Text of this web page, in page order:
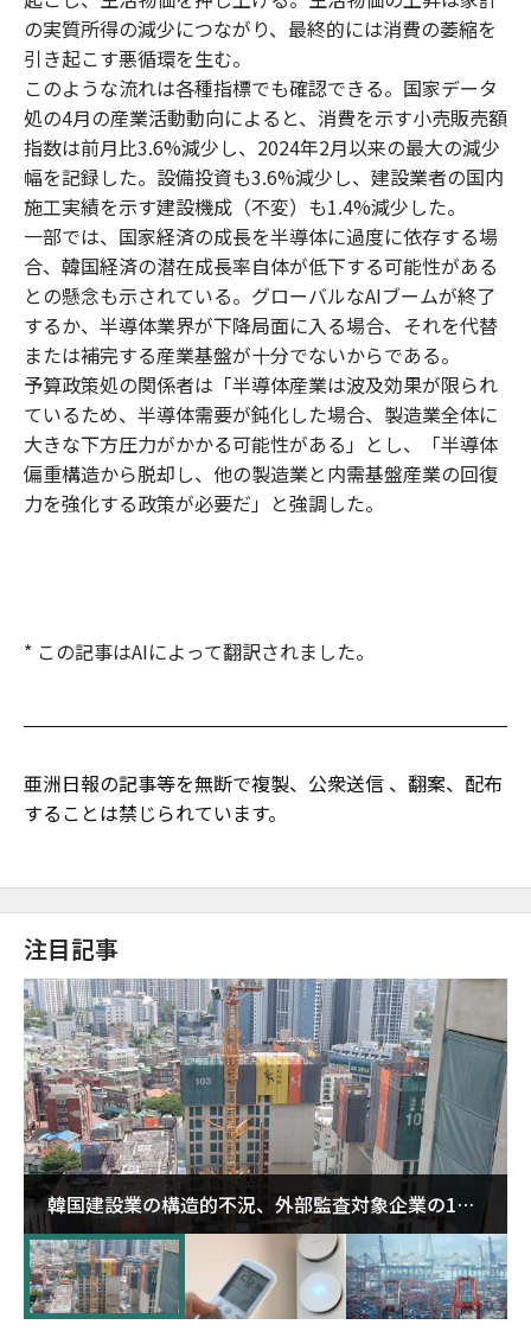
の実質所得の減少につながり、最終的には消費の萎縮を
引き起こす悪循環を生む。
このような流れは各種指標でも確認できる。国家データ
処の4月の産業活動動向によると、消費を示す小売販売額
指数は前月比3.6%減少し、2024年2月以来の最大の減少
幅を記録した。設備投資も3.6%減少し、建設業者の国内
施工実績を示す建設機成（不変）も1.4%減少した。
一部では、国家経済の成長を半導体に過度に依存する場
合、韓国経済の潜在成長率自体が低下する可能性がある
との懸念も示されている。グローバルなAIブームが終了
するか、半導体業界が下降局面に入る場合、それを代替
または補完する産業基盤が十分でないからである。
予算政策処の関係者は「半導体産業は波及効果が限られ
ているため、半導体需要が鈍化した場合、製造業全体に
大きな下方圧力がかかる可能性がある」とし、「半導体
偏重構造から脱却し、他の製造業と内需基盤産業の回復
力を強化する政策が必要だ」と強調した。
* この記事はAIによって翻訳されました。
亜洲日報の記事等を無断で複製、公衆送信 、翻案、配布
することは禁じられています。
注目記事
韓国建設業の構造的不況、外部監査対象企業の1割
超が「ゾンビ企業」に…5年で2.8倍増